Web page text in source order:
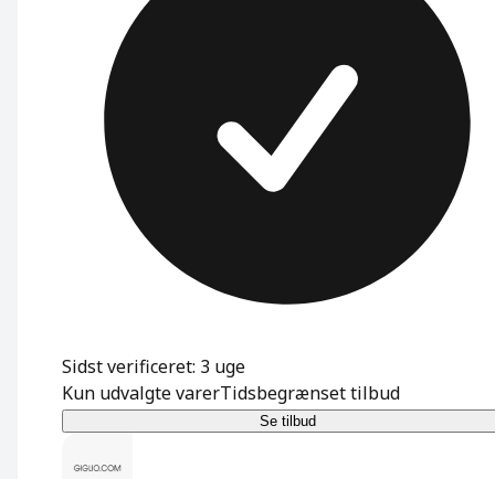
Sidst verificeret: 3 uge
Kun udvalgte varerTidsbegrænset tilbud
Se tilbud